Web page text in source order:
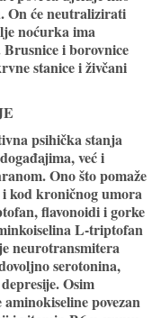
On će neutralizirati
noćurka ima
i borovnice
stanice i živčani
psihička stanja
već i
Ono što pomaže
i kod kroničnog umora
flavonoidi i gorke
L-triptofan
neurotransmitera
serotonina,
Osim
povezan